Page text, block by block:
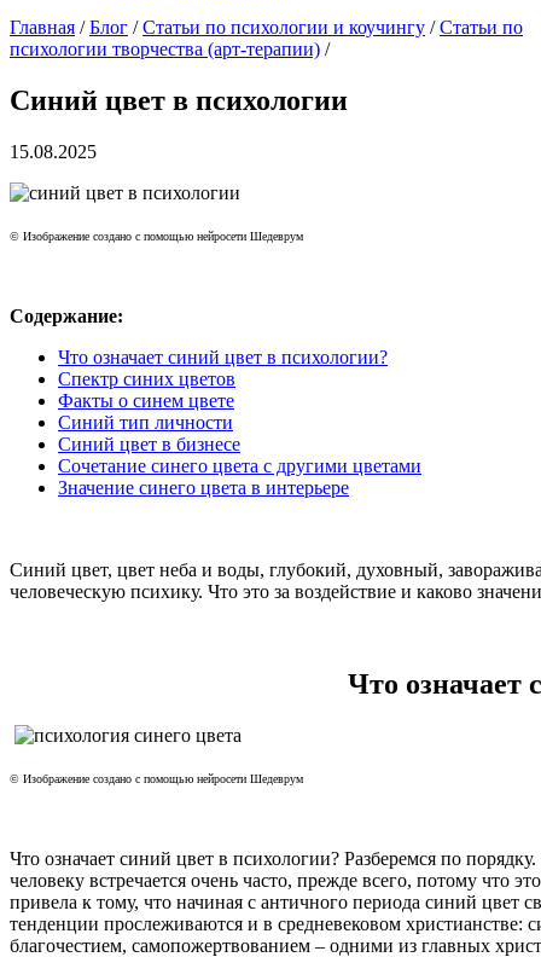
Главная /Блог /Статьи по психологии и коучингу /Статьи по
психологии творчества (арт-терапии) /
Синий цвет в психологии
15.08.2025
© Изображение создано с помощью нейросети Шедеврум
Содержание:
Что означает синий цвет в психологии?
Спектр синих цветов
Факты о синем цвете
Синий тип личности
Синий цвет в бизнесе
Сочетание синего цвета с другими цветами
Значение синего цвета в интерьере
Синий цвет, цвет неба и воды, глубокий, духовный,
человеческую психику. Что это за воздействие и каково
Что означает
© Изображение создано с помощью нейросети Шедеврум
Что означает синий цвет в психологии? Разберемся по
человеку встречается очень часто, прежде всего, потому что
привела к тому, что начиная с античного периода синий цвет
тенденции прослеживаются и в средневековом христианстве:
благочестием, самопожертвованием – одними из главных